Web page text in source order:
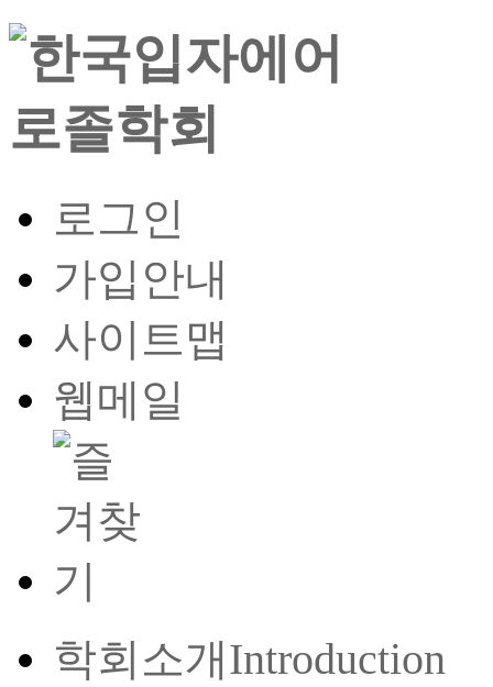
로그인
가입안내
사이트맵
웹메일
학회소개Introduction